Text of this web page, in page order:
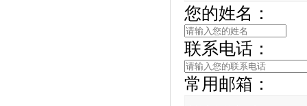
您的姓名：
联系电话：
常用邮箱：